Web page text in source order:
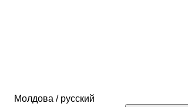
Молдова / русский